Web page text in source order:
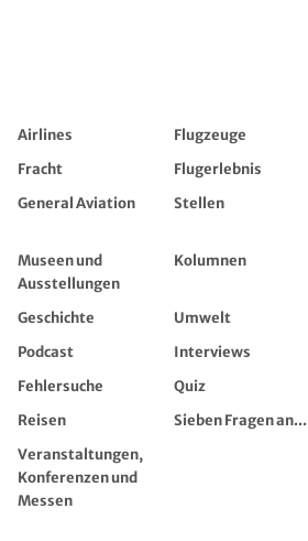
Airlines Flugzeuge
Fracht
Flugerlebnis
General Aviation
Stellen
Museen und
Ausstellungen
Kolumnen
Geschichte Umwelt
Podcast
Interviews
Fehlersuche
Quiz
Reisen
Sieben Fragen an...
Veranstaltungen,
Konferenzen und
Messen